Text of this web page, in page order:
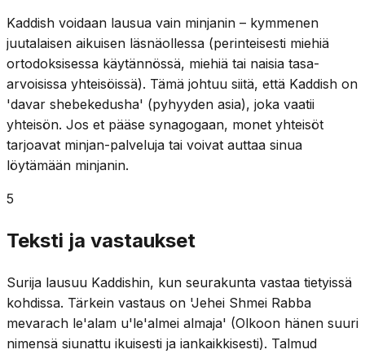
Kaddish voidaan lausua vain minjanin – kymmenen
juutalaisen aikuisen läsnäollessa (perinteisesti miehiä
ortodoksisessa käytännössä, miehiä tai naisia tasa-
arvoisissa yhteisöissä). Tämä johtuu siitä, että Kaddish on
'davar shebekedusha' (pyhyyden asia), joka vaatii
yhteisön. Jos et pääse synagogaan, monet yhteisöt
tarjoavat minjan-palveluja tai voivat auttaa sinua
löytämään minjanin.
5
Teksti ja vastaukset
Surija lausuu Kaddishin, kun seurakunta vastaa tietyissä
kohdissa. Tärkein vastaus on 'Jehei Shmei Rabba
mevarach le'alam u'le'almei almaja' (Olkoon hänen suuri
nimensä siunattu ikuisesti ja iankaikkisesti). Talmud